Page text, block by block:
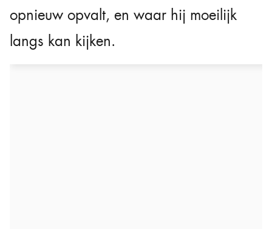
opnieuw opvalt, en waar hij moeilijk
langs kan kijken.